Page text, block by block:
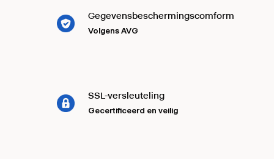
Gegevensbeschermingscomform
Volgens AVG
SSL-versleuteling
Gecertificeerd en veilig